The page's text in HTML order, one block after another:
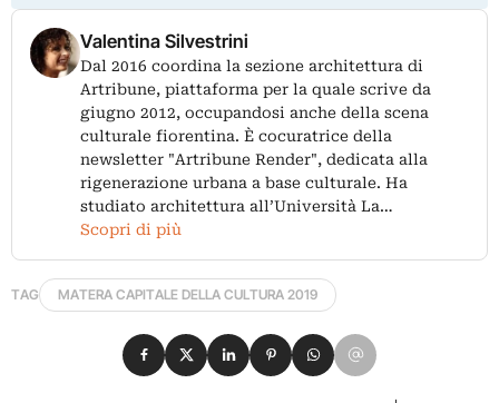
Valentina Silvestrini
Dal 2016 coordina la sezione architettura di
Artribune, piattaforma per la quale scrive da
giugno 2012, occupandosi anche della scena
culturale fiorentina. È cocuratrice della
newsletter "Artribune Render", dedicata alla
rigenerazione urbana a base culturale. Ha
studiato architettura all’Università La…
Scopri di più
TAG MATERA CAPITALE DELLA CULTURA 2019
Condividi su Facebook
Condividi su X
Condividi su LinkedIn
Condividi su Pinterest
Condividi su WhatsApp
Condividi su Email